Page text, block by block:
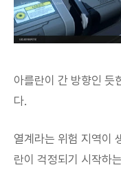
아를란이 간 방향인 듯
다.
열계라는 위험 지역이
란이 걱정되기 시작하